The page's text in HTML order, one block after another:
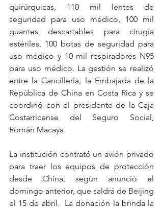
quirúrquicas, 110 mil lentes de
seguridad para uso médico, 100 mil
guantes descartables para cirugía
estériles, 100 botas de seguridad para
uso médico y 10 mil respiradores N95
para uso médico. La gestión se realizó
entre la Cancillería, la Embajada de la
República de China en Costa Rica y se
coordinó con el presidente de la Caja
Costarricense del Seguro Social,
Román Macaya.
La institución contrató un avión privado
para traer los equipos de protección
desde China, según anunció el
domingo anterior, que saldrá de Beijing
el 15 de abril.  La donación la brinda la